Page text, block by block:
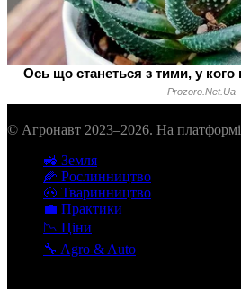
© Агронавт 2023–2026. На платформі
🚜 Земля
🌽 Рослинництво
🐽 Тваринництво
💼 Практики
📉 Ціни
🔧 Agro & Auto